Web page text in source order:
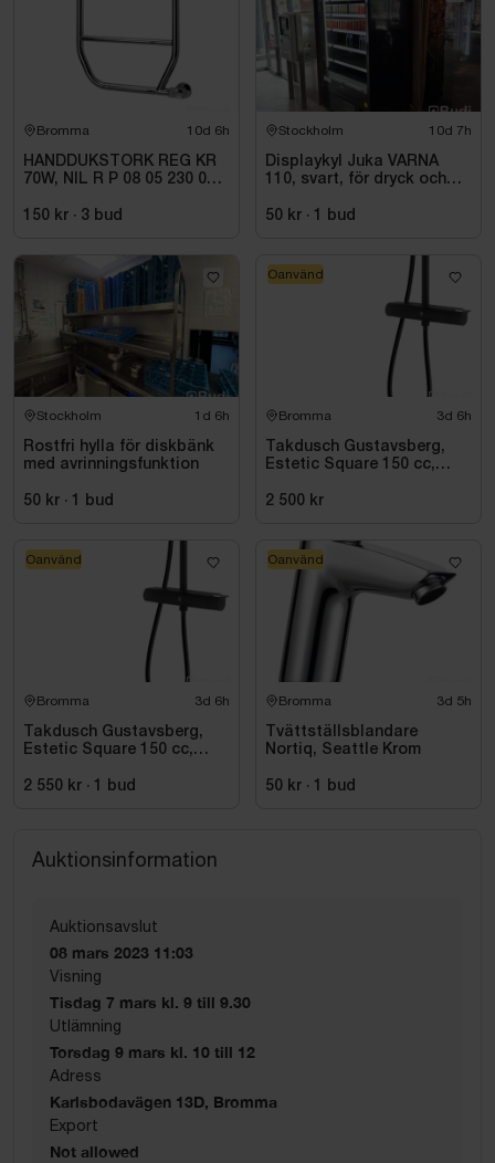
fackmannamässigt av köparen.
Bromma 10d 6h
HANDDUKSTORK REG KR
70W, NIL R P 08 05 230 01
150 kr · 3 bud
Stockholm 10d 7h
Displaykyl Juka VARNA
110, svart, för dryck och
50 kr · 1 bud
Stockholm 1d 6h
Rostfri hylla för diskbänk
med avrinningsfunktion
50 kr · 1 bud
Bromma 3d 6h
Takdusch Gustavsberg,
Estetic Square 150 cc,
2 500 kr
Oanvänd
Bromma 3d 6h
Takdusch Gustavsberg,
Estetic Square 150 cc,
2 550 kr · 1 bud
Oanvänd
Bromma 3d 5h
Tvättställsblandare
Nortiq, Seattle Krom
50 kr · 1 bud
Oanvänd
Auktionsinformation
Auktionsavslut
08 mars 2023 11:03
Visning
Tisdag 7 mars kl. 9 till 9.30
Utlämning
Torsdag 9 mars kl. 10 till 12
Adress
Karlsbodavägen 13D, Bromma
Export
Not allowed